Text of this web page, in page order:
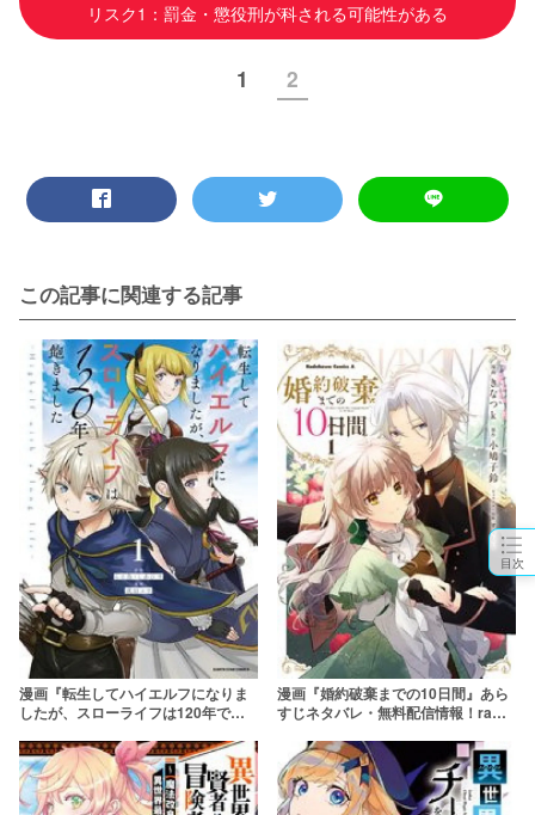
目次
リスク1：罰金・懲役刑が科される可能性がある
1 2
この記事に関連する記事
漫画『転生してハイエルフになりま
したが、スローライフは120年で飽
あらすじネタバレ・無料配信情報！
rawやpdfで読むのはやめよう
漫画『婚約破棄までの10日間』あら
すじネタバレ・無料配信情報！raw